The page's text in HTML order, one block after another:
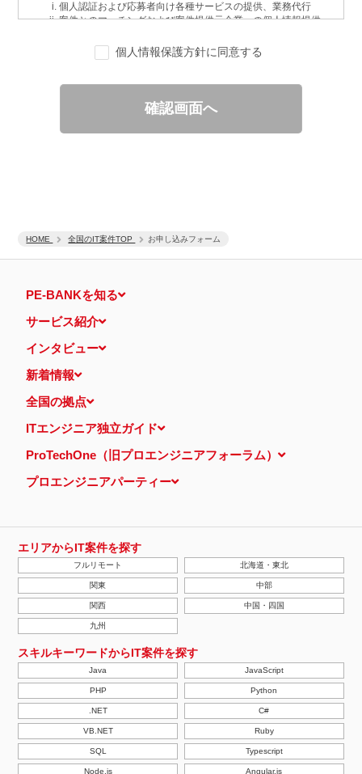
HOME 全国のIT案件TOP お申し込みフォーム
個人認証および応募者向け各種サービスの提供、業務代行
案件とのマッチングおよび案件提供元企業への個人情報提供
サービスに関するご意見、お問い合わせへの回答
ご要望の分析、各種統計データの算出と分析
当社運営のウェブサイト訪問前にクリックされている広告の情
報（クリック日や広告掲載サイトなど）を取得のうえ、情報と
照合して広告効果を測定
個人情報の第三者提供について
的の通知・開示・内容の訂正・追加または削除・利用の停止・消去
認定個人情報保護団体の名称および、苦情の解決の申出先
一般社団法人日本個人情報管理協会（JAPiCO）
相談・苦情受付窓口
ル泉岳寺前
本人が容易に認識できない方法による個人情報の取得
当ウェブサイトでは、広告配信事業者が提供するプログラムを利用
し、特定のサイトにおいて行動ターゲティング広告（サイト閲覧情
報などをもとにユーザーの興味・関心にあわせて広告を配信する広
告手法）を行っております。 その際、ユーザーのサイト訪問履歴
情報を採取するためCookieを使用しています（ただし、個人を特
定・識別できるような情報は一切含まれておりません）。
正、その他個人情報の安全管理のために必要かつ適切な措置を講じ
ます。
当社の個人情報の取扱いに関する苦情、相談等の問合せ先
株式会社ＰＥ－ＢＡＮＫ 個人情報相談窓口
FAX：03-3446-4180
Email：privacy@mcea.co.jp
【2019年10月7日 改訂】
個人情報保護方針に同意する
確認画面へ
PE-BANKを知る
サービス紹介
インタビュー
新着情報
全国の拠点
ITエンジニア独立ガイド
ProTechOne（旧プロエンジニアフォーラム）
プロエンジニアパーティー
エリアからIT案件を探す
フルリモート 北海道・東北
関東 中部
関西 中国・四国
九州
スキルキーワードからIT案件を探す
Java JavaScript
PHP Python
.NET C#
VB.NET Ruby
SQL Typescript
Node.js Angular.js